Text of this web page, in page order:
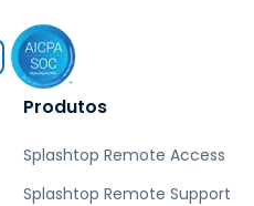
Produtos
Splashtop Remote Access
Splashtop Remote Support